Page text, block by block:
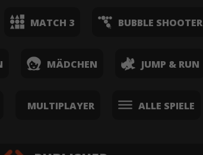
MATCH 3 BUBBLE SHOOTER
MÄDCHEN JUMP & RUN
MULTIPLAYER ALLE SPIELE